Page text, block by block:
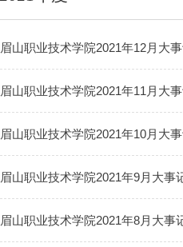
眉山职业技术学院2021年12月大
眉山职业技术学院2021年11月大
眉山职业技术学院2021年10月大
眉山职业技术学院2021年9月大事
眉山职业技术学院2021年8月大事